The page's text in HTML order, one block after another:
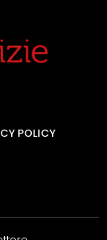
POLICY